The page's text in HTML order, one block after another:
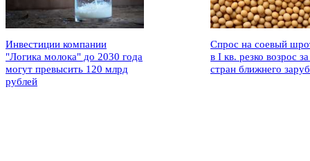
Инвестиции компании
"Логика молока" до 2030 года
могут превысить 120 млрд
рублей
Спрос на соевый
в I кв. резко возрос
стран ближнего